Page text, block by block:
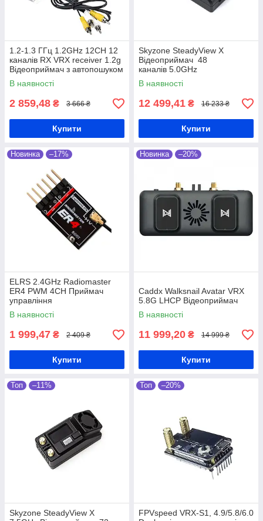
1.2-1.3 ГГц 1.2GHz 12CH 12
каналів RX VRX receiver 1.2g
Відеоприймач з автопошуком
В наявності
2 859,48 ₴ 3 666 ₴
Купити
Skyzone SteadyView X
Відеоприймач 48
каналів 5.0GHz
В наявності
12 499,41 ₴ 16 233 ₴
Купити
Новинка –17%
ELRS 2.4GHz Radiomaster
ER4 PWM 4CH Приймач
управління
В наявності
1 999,47 ₴ 2 409 ₴
Купити
Новинка –20%
Caddx Walksnail Avatar VRX
5.8G LHCP Відеоприймач
В наявності
11 999,20 ₴ 14 999 ₴
Купити
Топ –11%
Skyzone SteadyView X
Топ –20%
FPVspeed VRX-S1, 4.9/5.8/6.0